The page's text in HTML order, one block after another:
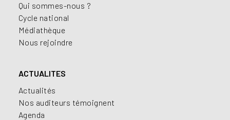
Qui sommes-nous ?
Cycle national
Médiathèque
Nous rejoindre
ACTUALITES
Actualités
Nos auditeurs témoignent
Agenda